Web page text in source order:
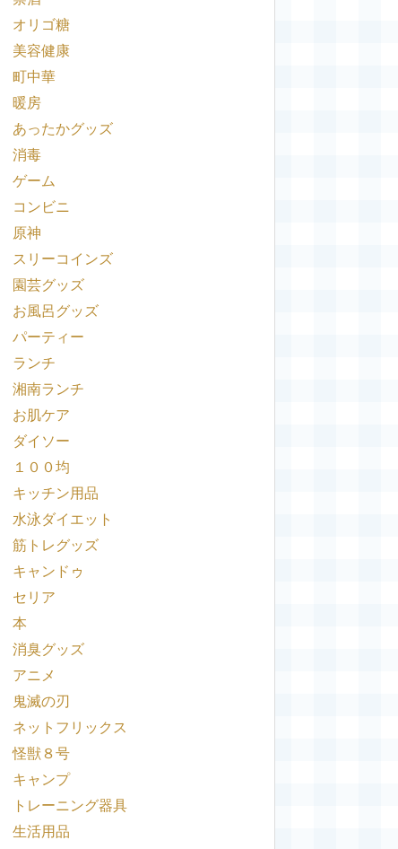
オリゴ糖
美容健康
町中華
暖房
あったかグッズ
消毒
ゲーム
コンビニ
原神
スリーコインズ
園芸グッズ
お風呂グッズ
パーティー
ランチ
湘南ランチ
お肌ケア
ダイソー
１００均
キッチン用品
水泳ダイエット
筋トレグッズ
キャンドゥ
セリア
本
消臭グッズ
アニメ
鬼滅の刃
ネットフリックス
怪獣８号
キャンプ
トレーニング器具
生活用品